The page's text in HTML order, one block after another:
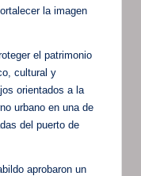
la imagen
el patrimonio
cultural y
orientados a la
urbano en una de
del puerto de
aprobaron un